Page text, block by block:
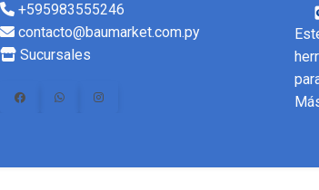
+595983555246
contacto@baumarket.com.py
Sucursales